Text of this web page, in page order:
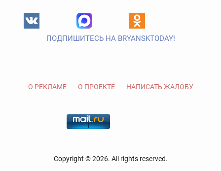
ПОДПИШИТЕСЬ НА BRYANSKTODAY!
О РЕКЛАМЕ О ПРОЕКТЕ НАПИСАТЬ ЖАЛОБУ
Copyright © 2026. All rights reserved.